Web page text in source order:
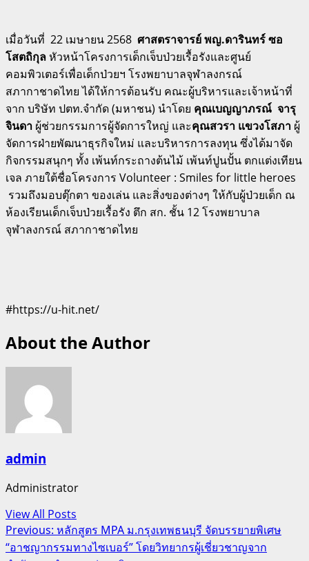
เมื่อวันที่ 22 เมษายน 2568 ศาสตราจารย์ พญ.ดารินทร์ ซอ
โสตถิกุลหัวหน้าโครงการเด็กเจ็บป่วยเรื้อรังและศูนย์
คอมพิวเตอร์เพื่อเด็กป่วยฯ โรงพยาบาลจุฬาลงกรณ์
สภากาชาดไทย ได้ให้การต้อนรับ คณะผู้บริหารและเจ้าหน้าที่
จาก บริษัท ปตท.จำกัด (มหาชน) นำโดย คุณเบญญาภรณ์ จารุ
จินดา ผู้ช่วยกรรมการผู้จัดการใหญ่ และคุณสวรา แขวงโสภา ผู้
จัดการฝ่ายพัฒนาธุรกิจใหม่ และบริหารการลงทุน ซึ่งได้มาจัด
กิจกรรมสนุกๆ ทั้ง เพ้นท์กระถางต้นไม้ เพ้นท์ปูนปั้น ตกแต่งเทียน
เจล ภายใต้ชื่อโครงการ Volunteer : Smiles for little heroes
รวมถึงมอบตุ๊กตา ของเล่น และสิ่งของต่างๆ ให้กับผู้ป่วยเด็ก ณ
ห้องเรียนเด็กเจ็บป่วยเรื้อรัง ตึก สก. ชั้น 12 โรงพยาบาล
จุฬาลงกรณ์ สภากาชาดไทย
#https://u-hit.net/
About the Author
admin
Administrator
View All Posts
Post
navigation
Previous: หลักสูตร MPA ม.กรุงเทพธนบุรี จัดบรรยายพิเศษ
“อาชญากรรมทางไซเบอร์” โดยวิทยากรผู้เชี่ยวชาญจาก